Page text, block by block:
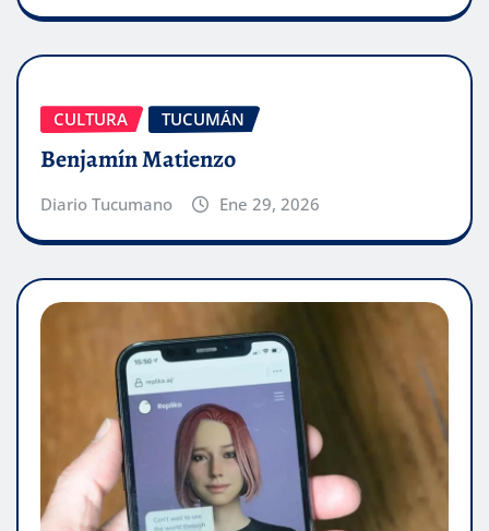
CULTURA TUCUMÁN
Benjamín Matienzo
Diario Tucumano Ene 29, 2026